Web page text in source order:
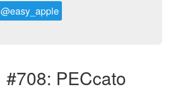
@easy_apple
#708: PECcato